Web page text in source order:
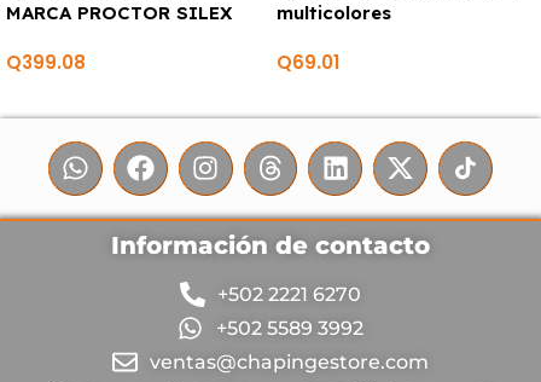
MARCA PROCTOR SILEX
Q399.08
multicolores
Q69.01
Información de contacto
+502 2221 6270
+502 5589 3992
ventas@chapingestore.com